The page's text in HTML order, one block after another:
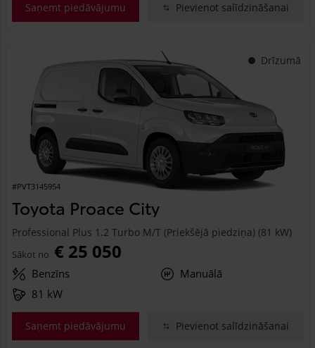
Saņemt piedāvājumu Pievienot salīdzināšanai
Drīzumā
#PVT3145954
Toyota Proace City
Professional Plus 1.2 Turbo M/T (Priekšējā piedziņa) (81 kW)
Sākot no € 25 050
Benzīns
Manuālā
81 kW
Saņemt piedāvājumu Pievienot salīdzināšanai